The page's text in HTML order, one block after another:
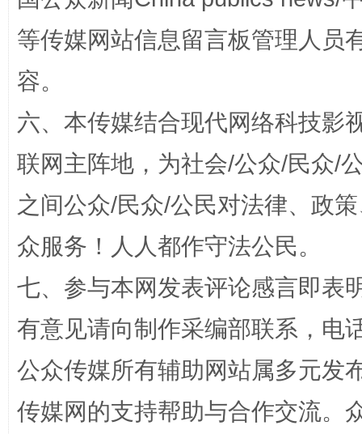
招工难、用工荒背后
等传媒网站信息留言板管理人员
容。
六、本传媒结合现代网络科技影
联网主阵地，为社会/公众/民众/
之间公众/民众/公民对法律、政
众服务！人人都作守法公民。
七、参与本网发表评论感言即表
有意见请向制作采编部联系，电
公众传媒所有辅助网站属多元发
传媒网的支持帮助与合作交流。